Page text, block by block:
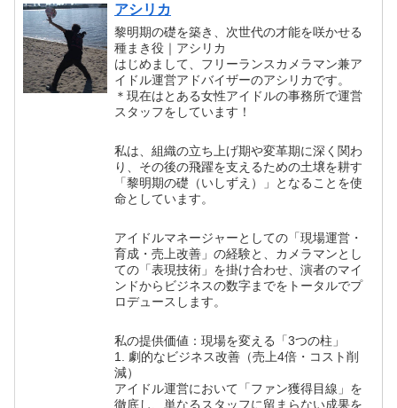
アシリカ
黎明期の礎を築き、次世代の才能を咲かせる
種まき役｜アシリカ
はじめまして、フリーランスカメラマン兼ア
イドル運営アドバイザーのアシリカです。
＊現在はとある女性アイドルの事務所で運営
スタッフをしています！
私は、組織の立ち上げ期や変革期に深く関わ
り、その後の飛躍を支えるための土壌を耕す
「黎明期の礎（いしずえ）」となることを使
命としています。
アイドルマネージャーとしての「現場運営・
育成・売上改善」の経験と、カメラマンとし
ての「表現技術」を掛け合わせ、演者のマイ
ンドからビジネスの数字までをトータルでプ
ロデュースします。
私の提供価値：現場を変える「3つの柱」
1. 劇的なビジネス改善（売上4倍・コスト削
減）
アイドル運営において「ファン獲得目線」を
徹底し、単なるスタッフに留まらない成果を